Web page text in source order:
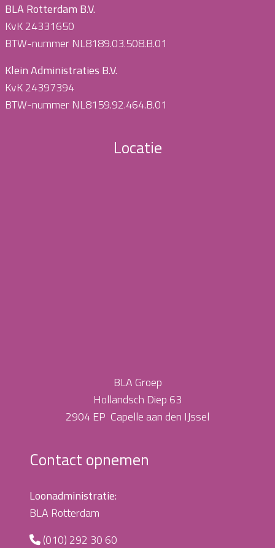
BLA Rotterdam B.V.
KvK 24331650
BTW-nummer NL8189.03.508.B.01
Klein Administraties B.V.
KvK 24397394
BTW-nummer NL8159.92.464.B.01
Locatie
BLA Groep
Hollandsch Diep 63
2904 EP Capelle aan den IJssel
Contact opnemen
Loonadministratie:
BLA Rotterdam
(010) 292 30 60